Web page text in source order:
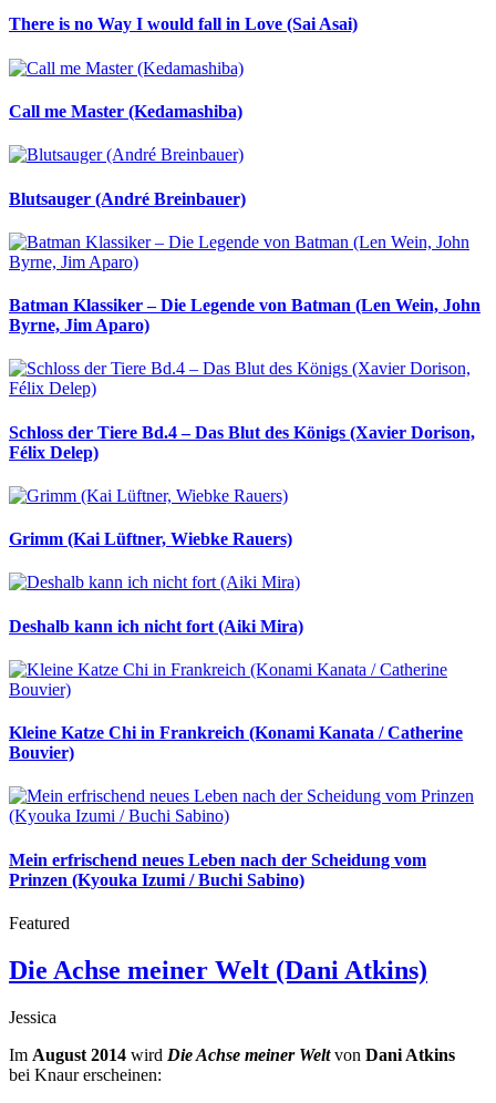
There is no Way I would fall in Love (Sai Asai)
Call me Master (Kedamashiba)
Blutsauger (André Breinbauer)
Batman Klassiker – Die Legende von Batman (Len Wein, John
Byrne, Jim Aparo)
Schloss der Tiere Bd.4 – Das Blut des Königs (Xavier Dorison,
Félix Delep)
Grimm (Kai Lüftner, Wiebke Rauers)
Deshalb kann ich nicht fort (Aiki Mira)
Kleine Katze Chi in Frankreich (Konami Kanata / Catherine
Bouvier)
Mein erfrischend neues Leben nach der Scheidung vom
Prinzen (Kyouka Izumi / Buchi Sabino)
Featured
Die Achse meiner Welt (Dani Atkins)
Jessica
Im August 2014 wird Die Achse meiner Weltvon Dani Atkins
bei Knaur erscheinen: